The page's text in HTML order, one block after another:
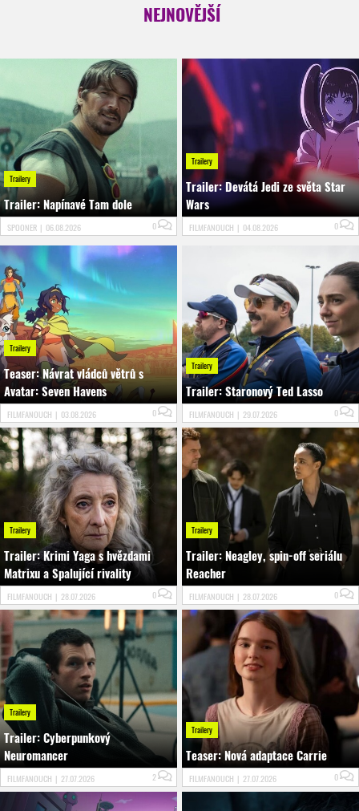
NEJNOVĚJŠÍ
Trailery
Trailer: Napínavé Tam dole
SPOONER | 06.08.2026 0
Trailery
Trailer: Devátá Jedi ze světa Star
Wars
FILMFANOUCH | 04.08.2026 0
Trailery
Teaser: Návrat vládců větrů s
Avatar: Seven Havens
FILMFANOUCH | 03.08.2026 0
Trailery
Trailer: Staronový Ted Lasso
FILMFANOUCH | 29.07.2026 0
Trailery
Trailer: Krimi Yaga s hvězdami
Matrixu a Spalující rivality
FILMFANOUCH | 28.07.2026 0
Trailery
Trailer: Neagley, spin-off seriálu
Reacher
FILMFANOUCH | 28.07.2026 0
Trailery
Trailer: Cyberpunkový
Neuromancer
FILMFANOUCH | 27.07.2026 2
Trailery
Teaser: Nová adaptace Carrie
FILMFANOUCH | 27.07.2026 0